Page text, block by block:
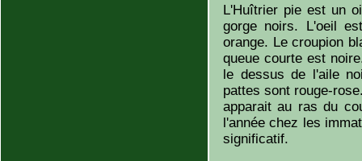
L'Huîtrier pie est un
gorge noirs. L'oeil
orange. Le croupion
queue courte est
le dessus de l'aile
pattes sont rouge-
apparait au ras du
l'année chez les
significatif.